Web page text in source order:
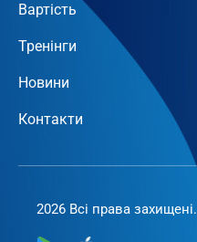
Вартість
Тренінги
Новини
Контакти
2026 Всі права захищені.